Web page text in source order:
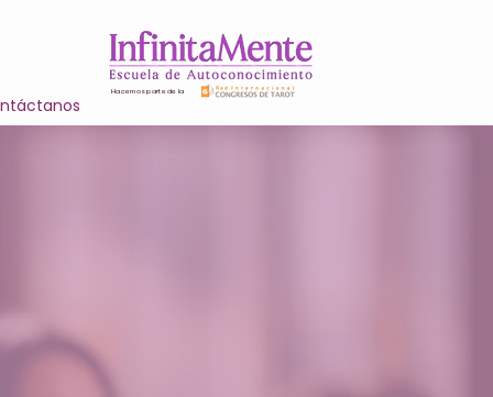
Hacemos parte de la